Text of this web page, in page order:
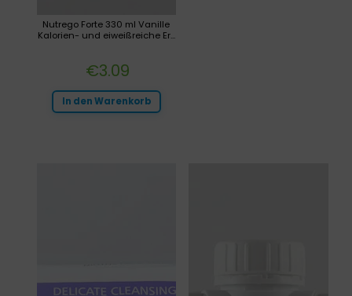
Nutrego Forte 330 ml Vanille
Kalorien- und eiweißreiche Er...
€3.09
In den Warenkorb